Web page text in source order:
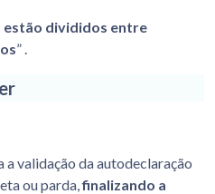
estão divididos entre
” .
a validação da autodeclaração
ou parda,finalizando a